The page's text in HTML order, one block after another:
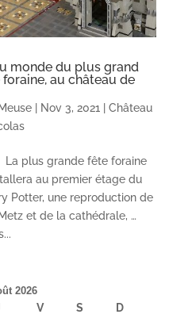
monde du plus grand
au château de
| Nov 3, 2021
Château
La plus grande fête foraine
au premier étage du
Potter, une reproduction de
et de la cathédrale, …
2026
V S
D